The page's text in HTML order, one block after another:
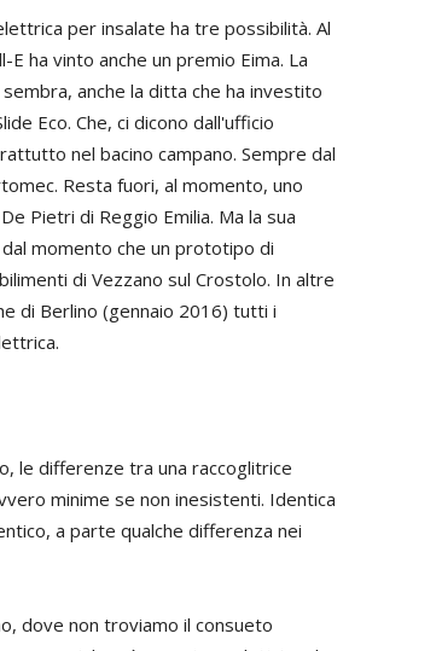
per insalate ha tre possibilità. Al
ha vinto anche un premio Eima. La
anche la ditta che ha investito
Eco. Che, ci dicono dall'ufficio
nel bacino campano. Sempre dal
Resta fuori, al momento, uno
Pietri di Reggio Emilia. Ma la sua
momento che un prototipo di
di Vezzano sul Crostolo. In altre
di Berlino (gennaio 2016) tutti i
le differenze tra una raccoglitrice
minime se non inesistenti. Identica
a parte qualche differenza nei
dove non troviamo il consueto